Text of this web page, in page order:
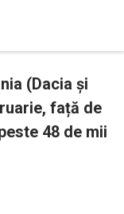
(Dacia și
față de
48 de mii